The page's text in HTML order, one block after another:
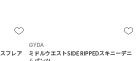
フレア
GYDA
ミドルウエストSIDE RIPPEDスキニーデニ